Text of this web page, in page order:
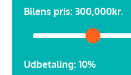
Bilens pris: 300,000kr.
Udbetaling: 10%